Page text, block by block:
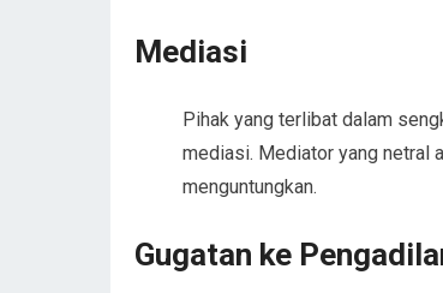
Mediasi
Pihak yang terlibat dalam
mediasi. Mediator yang netral
menguntungkan.
Gugatan ke